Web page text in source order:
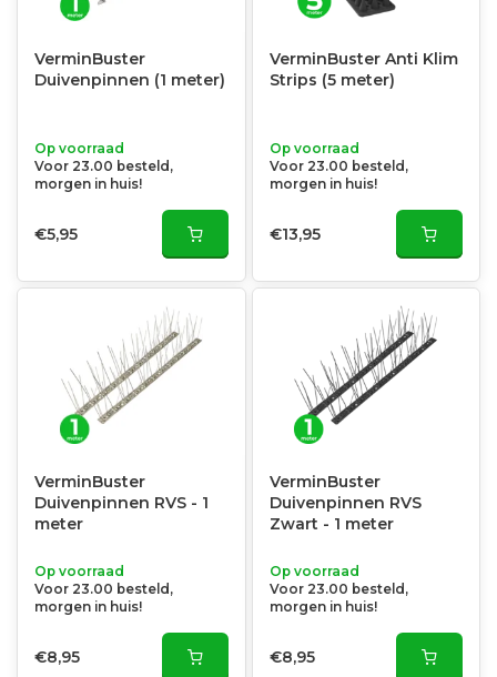
VerminBuster
Duivenpinnen (1 meter)
Op voorraad
Voor 23.00 besteld,
morgen in huis!
€5,95
VerminBuster Anti Klim
Strips (5 meter)
Op voorraad
Voor 23.00 besteld,
morgen in huis!
€13,95
VerminBuster
Duivenpinnen RVS - 1
meter
Op voorraad
Voor 23.00 besteld,
morgen in huis!
€8,95
VerminBuster
Duivenpinnen RVS
Zwart - 1 meter
Op voorraad
Voor 23.00 besteld,
morgen in huis!
€8,95